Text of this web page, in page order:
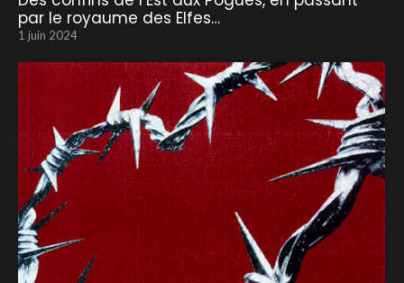
par le royaume des Elfes…
1 juin 2024